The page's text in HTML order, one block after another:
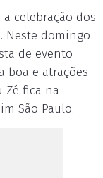
celebração dos
Neste domingo
de evento
boa e atrações
Zé fica na
São Paulo.